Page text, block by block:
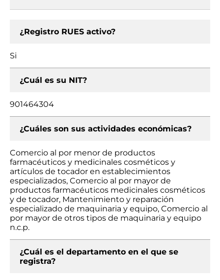
¿Registro RUES activo?
Si
¿Cuál es su NIT?
901464304
¿Cuáles son sus actividades económicas?
Comercio al por menor de productos
farmacéuticos y medicinales cosméticos y
artículos de tocador en establecimientos
especializados, Comercio al por mayor de
productos farmacéuticos medicinales cosméticos
y de tocador, Mantenimiento y reparación
especializado de maquinaria y equipo, Comercio al
por mayor de otros tipos de maquinaria y equipo
n.c.p.
¿Cuál es el departamento en el que se
registra?